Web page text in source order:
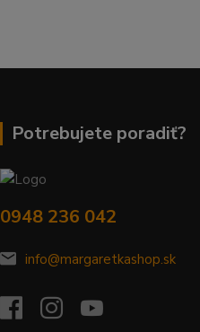
Potrebujete poradiť?
0948 236 042
info@margaretkashop.sk